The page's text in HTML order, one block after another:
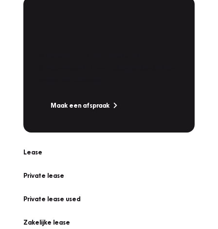
Maak een afspraak
Lease
Private lease
Private lease used
Zakelijke lease